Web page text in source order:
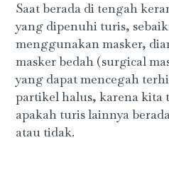
Saat berada di tengah
yang dipenuhi turis,
menggunakan masker,
masker bedah (surgical
yang dapat mencegah
partikel halus, karena kita
apakah turis lainnya
atau tidak.